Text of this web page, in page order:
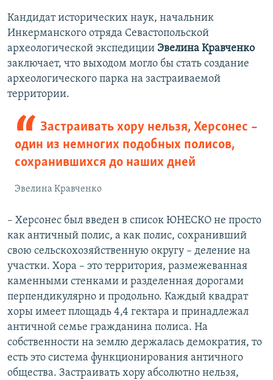
Кандидат исторических наук, начальник
Инкерманского отряда Севастопольской
археологической экспедиции Эвелина Кравченко
заключает, что выходом могло бы стать создание
археологического парка на застраиваемой
территории.
Застраивать хору нельзя, Херсонес –
один из немногих подобных полисов,
сохранившихся до наших дней
Эвелина Кравченко
– Херсонес был введен в список ЮНЕСКО не просто
как античный полис, а как полис, сохранивший
свою сельскохозяйственную округу – деление на
участки. Хора – это территория, размежеванная
каменными стенками и разделенная дорогами
перпендикулярно и продольно. Каждый квадрат
хоры имеет площадь 4,4 гектара и принадлежал
античной семье гражданина полиса. На
собственности на землю держалась демократия, то
есть это система функционирования античного
общества. Застраивать хору абсолютно нельзя,